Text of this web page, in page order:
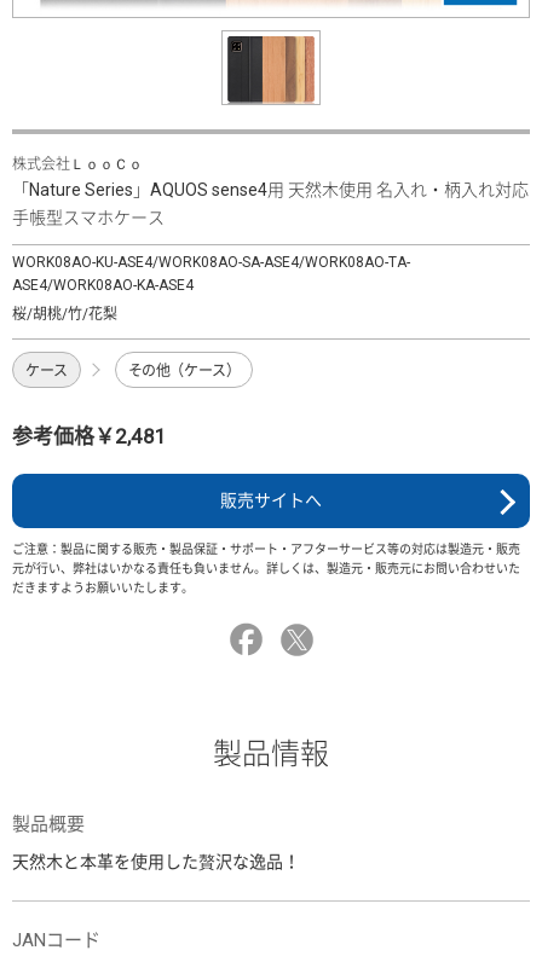
株式会社ＬｏｏＣｏ
「Nature Series」AQUOS sense4用 天然木使用 名入れ・柄入れ対応
手帳型スマホケース
WORK08AO-KU-ASE4/WORK08AO-SA-ASE4/WORK08AO-TA-
ASE4/WORK08AO-KA-ASE4
桜/胡桃/竹/花梨
ケース その他（ケース）
参考価格￥2,481
販売サイトへ
ご注意：製品に関する販売・製品保証・サポート・アフターサービス等の対応は製造元・販売
元が行い、弊社はいかなる責任も負いません。詳しくは、製造元・販売元にお問い合わせいた
だきますようお願いいたします。
製品情報
製品概要
天然木と本革を使用した贅沢な逸品！
JANコード